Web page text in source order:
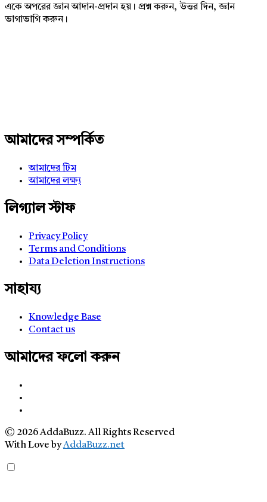
একে অপরের জ্ঞান আদান-প্রদান হয়। প্রশ্ন করুন, উত্তর দিন, জ্ঞান
ভাগাভাগি করুন।
আমাদের সম্পর্কিত
আমাদের টিম
আমাদের লক্ষ্য
লিগ্যাল স্টাফ
Privacy Policy
Terms and Conditions
Data Deletion Instructions
সাহায্য
Knowledge Base
Contact us
আমাদের ফলো করুন
© 2026 AddaBuzz. All Rights Reserved
With Love byAddaBuzz.net